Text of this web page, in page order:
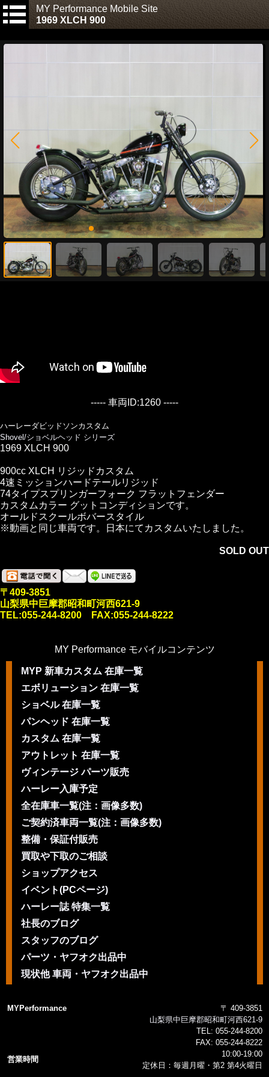
MY Performance Mobile Site
1969 XLCH 900
----- 車両ID:1260 -----
ハーレーダビッドソンカスタム
Shovel/ショベルヘッド シリーズ
1969 XLCH 900
900cc XLCH リジッドカスタム
4速ミッションハードテールリジッド
74タイプスプリンガーフォーク フラットフェンダー
カスタムカラー グットコンディションです。
オールドスクールボバースタイル
※動画と同じ車両です。日本にてカスタムいたしました。
SOLD OUT
〒409-3851
山梨県中巨摩郡昭和町河西621-9
TEL:055-244-8200 FAX:055-244-8222
MY Performance モバイルコンテンツ
MYP 新車カスタム 在庫一覧
エボリューション 在庫一覧
ショベル 在庫一覧
パンヘッド 在庫一覧
カスタム 在庫一覧
アウトレット 在庫一覧
ヴィンテージ パーツ販売
ハーレー入庫予定
全在庫車一覧(注：画像多数)
ご契約済車両一覧(注：画像多数)
整備・保証付販売
買取や下取のご相談
ショップアクセス
イベント(PCページ)
ハーレー誌 特集一覧
社長のブログ
スタッフのブログ
パーツ・ヤフオク出品中
現状他 車両・ヤフオク出品中
MYPerformance
〒 409-3851
山梨県中巨摩郡昭和町河西621-9
TEL: 055-244-8200
FAX: 055-244-8222
営業時間
10:00-19:00
定休日：毎週月曜・第2 第4火曜日